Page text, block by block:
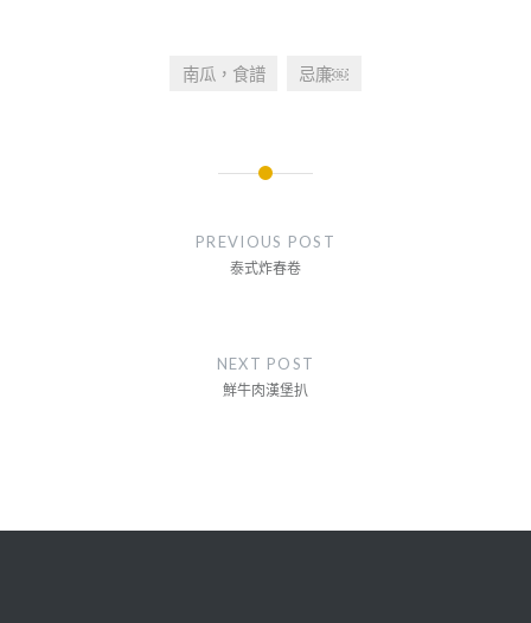
南瓜，食譜 忌廉￼
PREVIOUS POST
泰式炸春卷
NEXT POST
鮮牛肉漢堡扒